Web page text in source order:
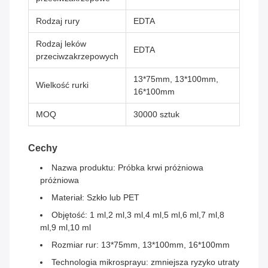
Rodzaj rury EDTA
Rodzaj leków
przeciwzakrzepowych
EDTA
Wielkość rurki
13*75mm, 13*100mm,
16*100mm
MOQ 30000 sztuk
Cechy
Nazwa produktu: Próbka krwi próżniowa
próżniowa
Materiał: Szkło lub PET
Objętość: 1 ml,2 ml,3 ml,4 ml,5 ml,6 ml,7 ml,8
ml,9 ml,10 ml
Rozmiar rur: 13*75mm, 13*100mm, 16*100mm
Technologia mikrosprayu: zmniejsza ryzyko utraty